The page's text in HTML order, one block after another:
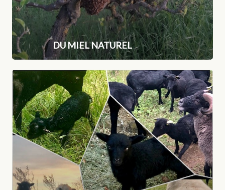
DU MIEL NATUREL
Eco
pâturage
dans
Loiret